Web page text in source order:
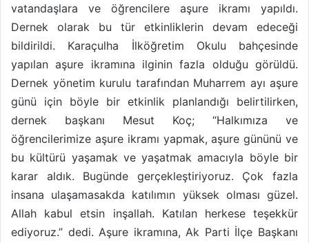
vatandaşlara ve öğrencilere aşure ikramı yapıldı.
Dernek olarak bu tür etkinliklerin devam edeceği
bildirildi. Karaçulha İlköğretim Okulu bahçesinde
yapılan aşure ikramına ilginin fazla olduğu görüldü.
Dernek yönetim kurulu tarafından Muharrem ayı aşure
günü için böyle bir etkinlik planlandığı belirtilirken,
dernek başkanı Mesut Koç; “Halkımıza ve
öğrencilerimize aşure ikramı yapmak, aşure gününü ve
bu kültürü yaşamak ve yaşatmak amacıyla böyle bir
karar aldık. Bugünde gerçekleştiriyoruz. Çok fazla
insana ulaşamasakda katılımın yüksek olması güzel.
Allah kabul etsin inşallah. Katılan herkese teşekkür
ediyoruz.” dedi. Aşure ikramına, Ak Parti İlçe Başkanı